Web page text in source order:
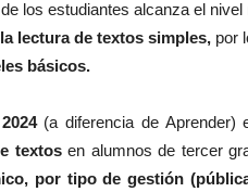
los estudiantes alcanza el
lectura de textos simples, por
básicos.
(a diferencia de Aprender)
textosen alumnos de tercer
por tipo de gestión